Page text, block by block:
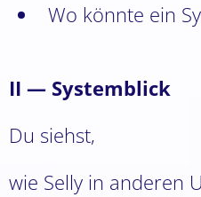
Wo könnte ein
II — Systemblick
Du siehst,
wie Selly in anderen